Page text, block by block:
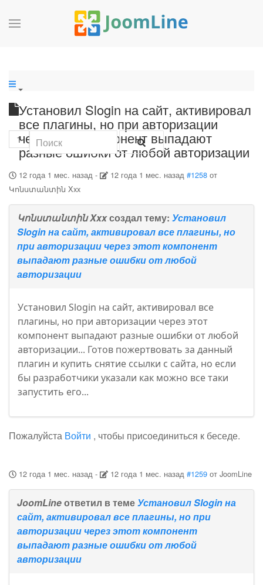
Установил Slogin на сайт, активировал
все плагины, но при авторизации
через этот компонент выпадают
разные ошибки от любой авторизации
1
12 года 1 мес. назад- 12 года 1 мес. назад #1258 от
Կոնստանտին Xxx
Կոնստանտին Xxxсоздал тему: Установил
Slogin на сайт, активировал все плагины, но
при авторизации через этот компонент
выпадают разные ошибки от любой
авторизации
Установил Slogin на сайт, активировал все
плагины, но при авторизации через этот
компонент выпадают разные ошибки от любой
авторизации... Готов пожертвовать за данный
плагин и купить снятие ссылки с сайта, но если
бы разработчики указали как можно все таки
запустить его...
Пожалуйста Войти , чтобы присоединиться к беседе.
12 года 1 мес. назад- 12 года 1 мес. назад #1259 отJoomLine
JoomLineответил в темеУстановил Slogin на
сайт, активировал все плагины, но при
авторизации через этот компонент
выпадают разные ошибки от любой
авторизации